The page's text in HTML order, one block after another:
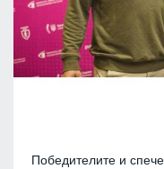
Победителите и